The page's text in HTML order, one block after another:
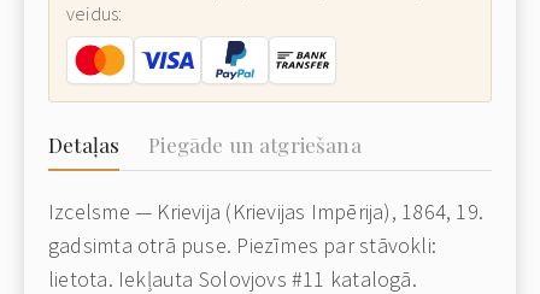
veidus:
Detaļas Piegāde un atgriešana
Izcelsme — Krievija (Krievijas Impērija), 1864, 19.
gadsimta otrā puse. Piezīmes par stāvokli:
lietota. Iekļauta Solovjovs #11 katalogā.